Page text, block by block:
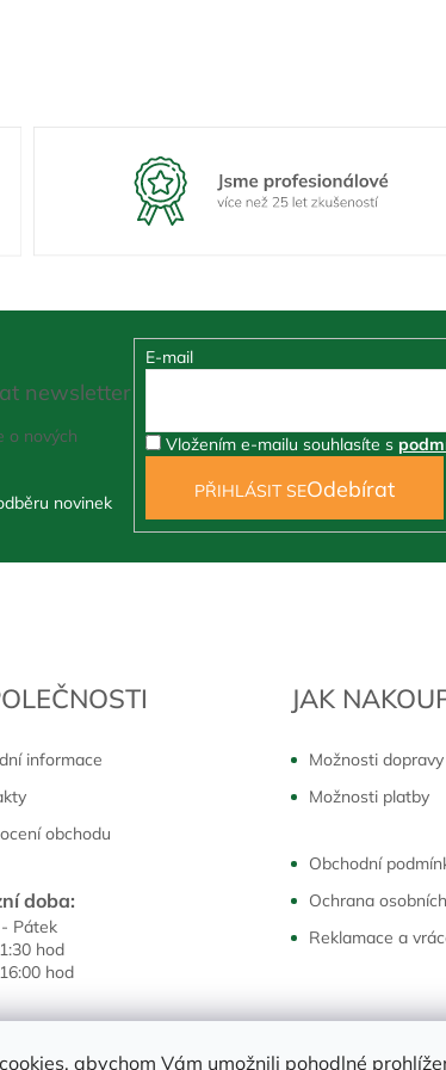
abychom Vám umožnili pohodlné
informace
obchodu
doba:
Pátek
hod
hod
JAK
Možnosti dopravy
Možnosti platby
Obchodní
Ochrana
Reklamace a
newsletter
o nových
E-mail
Vložením e-mailu souhlasíte s
PŘIHLÁSIT SE